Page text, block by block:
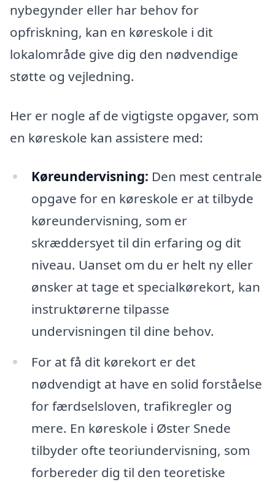
nybegynder eller har behov for
opfriskning, kan en køreskole i dit
lokalområde give dig den nødvendige
støtte og vejledning.
Her er nogle af de vigtigste opgaver, som
en køreskole kan assistere med:
Køreundervisning: Den mest centrale
opgave for en køreskole er at tilbyde
køreundervisning, som er
skræddersyet til din erfaring og dit
niveau. Uanset om du er helt ny eller
ønsker at tage et specialkørekort, kan
instruktørerne tilpasse
undervisningen til dine behov.
For at få dit kørekort er det
nødvendigt at have en solid forståelse
for færdselsloven, trafikregler og
mere. En køreskole i Øster Snede
tilbyder ofte teoriundervisning, som
forbereder dig til den teoretiske